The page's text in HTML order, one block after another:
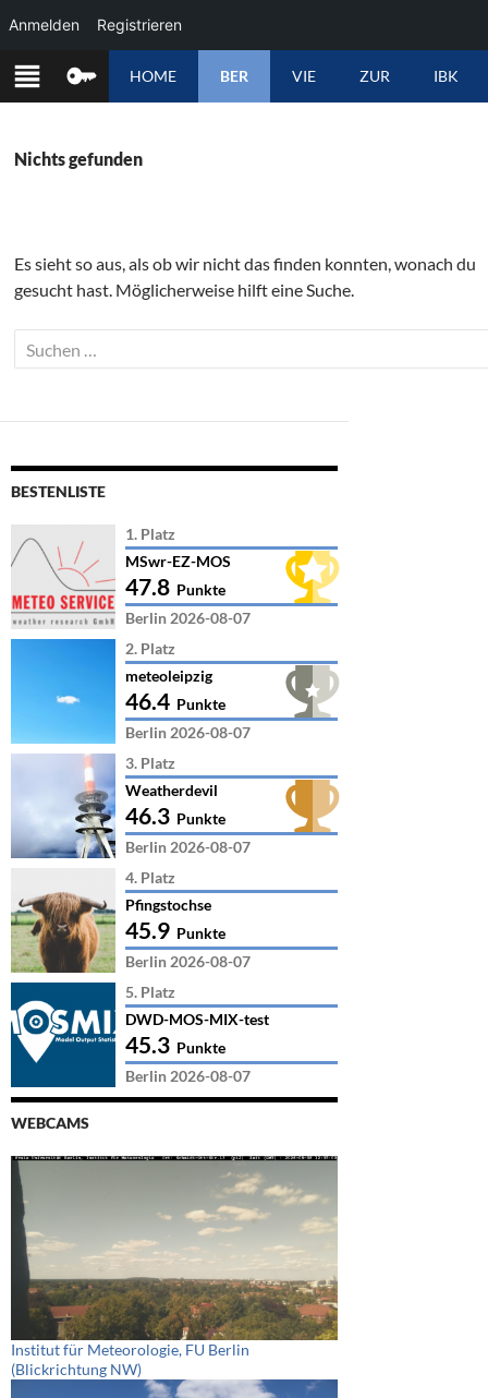
ZUM
INHALT
HOME BER VIE ZUR IBK
Nichts gefunden
Es sieht so aus, als ob wir nicht das finden konnten, wonach du
gesucht hast. Möglicherweise hilft eine Suche.
Suchen
nach:
BESTENLISTE
1. Platz
MSwr-EZ-MOS
47.8 Punkte
Berlin 2026-08-07
2. Platz
meteoleipzig
46.4 Punkte
Berlin 2026-08-07
3. Platz
Weatherdevil
46.3 Punkte
Berlin 2026-08-07
4. Platz
Pfingstochse
45.9 Punkte
Berlin 2026-08-07
5. Platz
DWD-MOS-MIX-test
45.3 Punkte
Berlin 2026-08-07
WEBCAMS
Institut für Meteorologie, FU Berlin
(Blickrichtung NW)
Anmelden Registrieren